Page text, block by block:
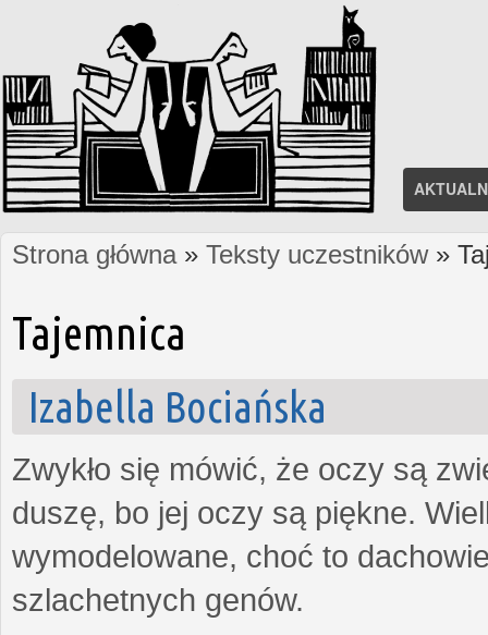
Jesteś tutaj
Strona główna» Teksty uczestników»
Tajemnica
Izabella Bociańska
Zwykło się mówić, że oczy są
duszę, bo jej oczy są piękne.
wymodelowane, choć to
szlachetnych genów.